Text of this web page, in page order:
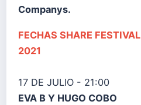
Companys.
FECHAS SHARE FESTIVAL
2021
17 DE JULIO - 21:00
EVA B Y HUGO COBO